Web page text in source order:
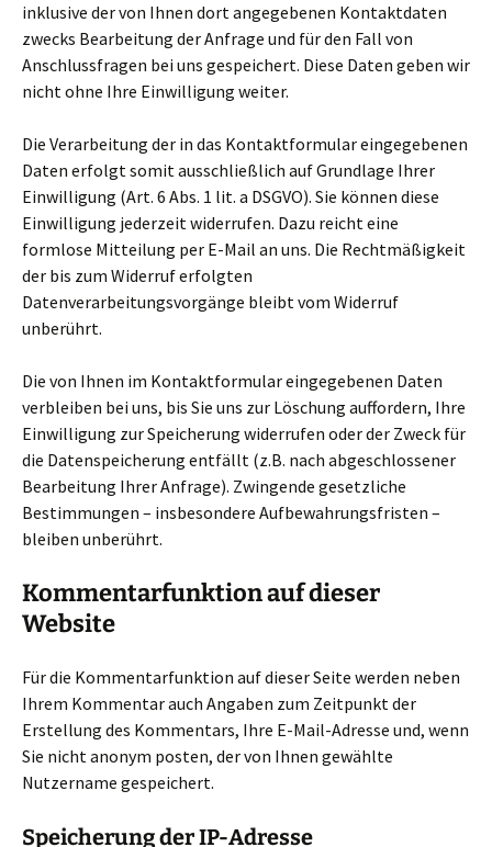
inklusive der von Ihnen dort angegebenen Kontaktdaten
zwecks Bearbeitung der Anfrage und für den Fall von
Anschlussfragen bei uns gespeichert. Diese Daten geben wir
nicht ohne Ihre Einwilligung weiter.
Die Verarbeitung der in das Kontaktformular eingegebenen
Daten erfolgt somit ausschließlich auf Grundlage Ihrer
Einwilligung (Art. 6 Abs. 1 lit. a DSGVO). Sie können diese
Einwilligung jederzeit widerrufen. Dazu reicht eine
formlose Mitteilung per E-Mail an uns. Die Rechtmäßigkeit
der bis zum Widerruf erfolgten
Datenverarbeitungsvorgänge bleibt vom Widerruf
unberührt.
Die von Ihnen im Kontaktformular eingegebenen Daten
verbleiben bei uns, bis Sie uns zur Löschung auffordern, Ihre
Einwilligung zur Speicherung widerrufen oder der Zweck für
die Datenspeicherung entfällt (z.B. nach abgeschlossener
Bearbeitung Ihrer Anfrage). Zwingende gesetzliche
Bestimmungen – insbesondere Aufbewahrungsfristen –
bleiben unberührt.
Kommentarfunktion auf dieser
Website
Für die Kommentarfunktion auf dieser Seite werden neben
Ihrem Kommentar auch Angaben zum Zeitpunkt der
Erstellung des Kommentars, Ihre E-Mail-Adresse und, wenn
Sie nicht anonym posten, der von Ihnen gewählte
Nutzername gespeichert.
Speicherung der IP-Adresse